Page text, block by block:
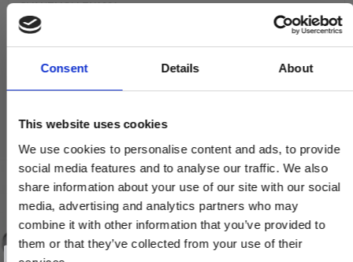
Consent Details About
This website uses cookies
We use cookies to personalise content and ads, to provide
social media features and to analyse our traffic. We also
share information about your use of our site with our social
media, advertising and analytics partners who may
combine it with other information that you’ve provided to
them or that they’ve collected from your use of their
SVANEMOLLEN1001
VIS PRODUKT
Vind et gavekort